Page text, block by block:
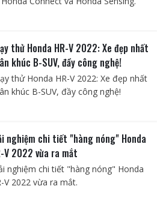
thử Honda HR-V 2022: Xe đẹp nhất
khúc B-SUV, đầy công nghệ!
thử Honda HR-V 2022: Xe đẹp nhất
khúc B-SUV, đầy công nghệ!
nghiệm chi tiết "hàng nóng" Honda
V 2022 vừa ra mắt
nghiệm chi tiết "hàng nóng" Honda
V 2022 vừa ra mắt.